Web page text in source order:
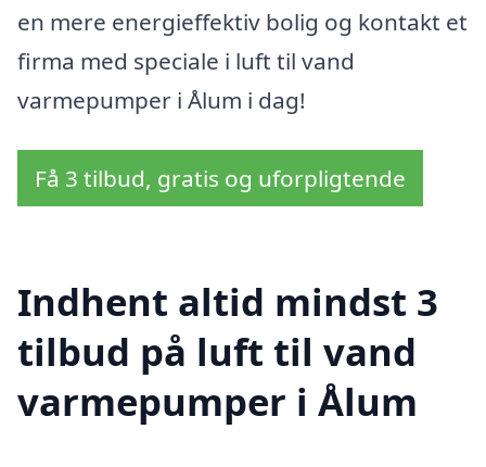
en mere energieffektiv bolig og kontakt et
firma med speciale i luft til vand
varmepumper i Ålum i dag!
Få 3 tilbud, gratis og uforpligtende
Indhent altid mindst 3
tilbud på luft til vand
varmepumper i Ålum